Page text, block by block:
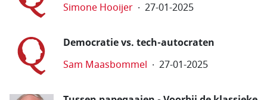
Simone Hooijer 27-01-2025
Democratie vs. tech-autocraten
Sam Maasbommel 27-01-2025